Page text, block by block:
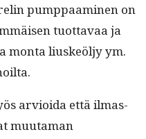
pump­paami­nen on
tuot­tavaa ja
mon­ta liuskeöljy ym.
arvioi­da että ilmas­
muu­ta­man